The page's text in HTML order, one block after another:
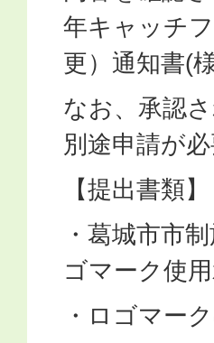
年キャッチ
更）通知書(
なお、承認
別途申請が
【提出書類】
・葛城市市
ゴマーク使
・ロゴマー